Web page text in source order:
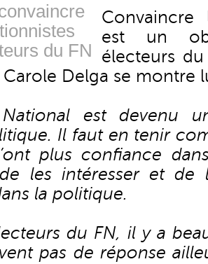
du FN
Convaincre
est un
électeurs
Delga se montre
est devenu
Il faut en tenir
plus confiance
les intéresser et de
la politique.
du FN, il y a
pas de réponse